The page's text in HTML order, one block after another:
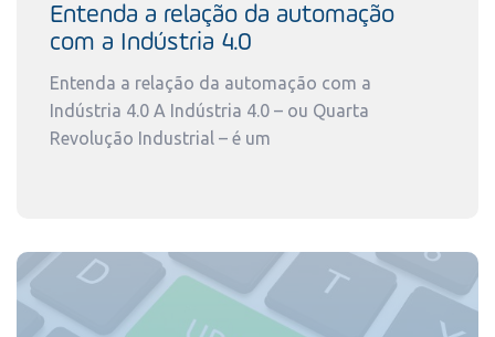
Entenda a relação da automação
com a Indústria 4.0
Entenda a relação da automação com a
Indústria 4.0 A Indústria 4.0 – ou Quarta
Revolução Industrial – é um